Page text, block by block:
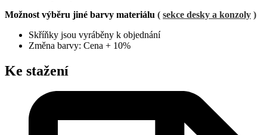
Možnost výběru jiné barvy materiálu ( sekce desky a konzoly )
Skříňky jsou vyráběny k objednání
Změna barvy: Cena + 10%
Ke stažení